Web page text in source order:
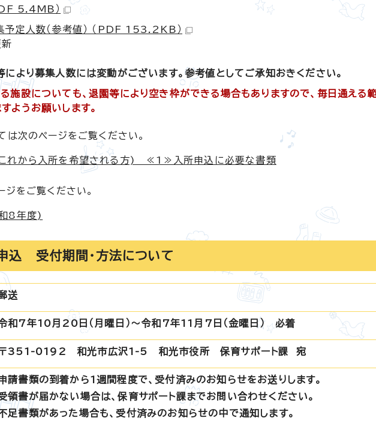
5.4MB）
定人数（参考値） （PDF 153.2KB）
により募集人数には変動がございます。参考値としてご承知おきください。
施設についても、退園等により空き枠ができる場合もありますので、毎日通える
ようお願いします。
次のページをご覧ください。
れから入所を希望される方) ≪1≫入所申込に必要な書類
をご覧ください。
8年度)
込 受付期間・方法について
送
和7年10月20日（月曜日）～令和7年11月7日（金曜日） 必着
351-0192 和光市広沢1-5 和光市役所 保育サポート課 宛
請書類の到着から1週間程度で、受付済みのお知らせをお送りします。
領書が届かない場合は、保育サポート課までお問い合わせください。
足書類があった場合も、受付済みのお知らせの中で通知します。